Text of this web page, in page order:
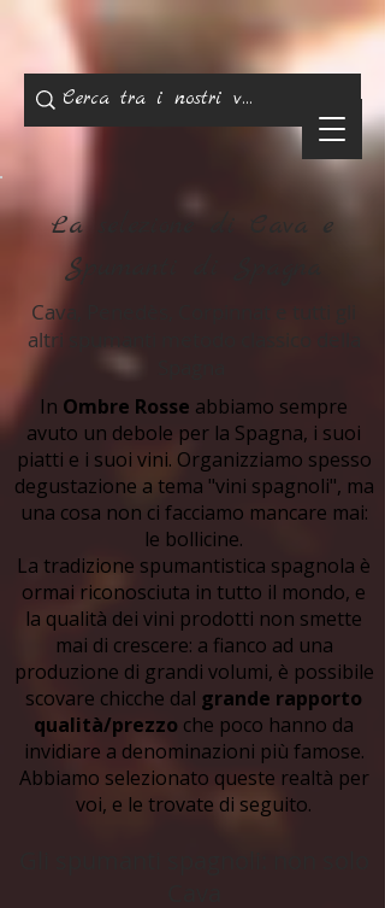
La selezione di Cava e
Spumanti di Spagna
Cava, Penedès, Corpinnat e tutti gli
altri spumanti metodo classico della
In Ombre Rosse abbiamo sempre
avuto un debole per la Spagna, i suoi
piatti e i suoi vini. Organizziamo spesso
degustazione a tema "vini spagnoli", ma
una cosa non ci facciamo mancare mai:
le bollicine.
La tradizione spumantistica spagnola è
ormai riconosciuta in tutto il mondo, e
la qualità dei vini prodotti non smette
mai di crescere: a fianco ad una
produzione di grandi volumi, è possibile
scovare chicche dal grande rapporto
qualità/prezzo che poco hanno da
invidiare a denominazioni più famose.
Abbiamo selezionato queste realtà per
voi, e le trovate di seguito.